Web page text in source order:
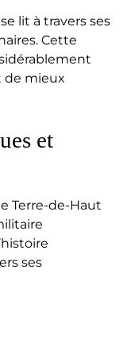
lit à travers ses
Cette
de mieux
et
Terre-de-Haut
ses